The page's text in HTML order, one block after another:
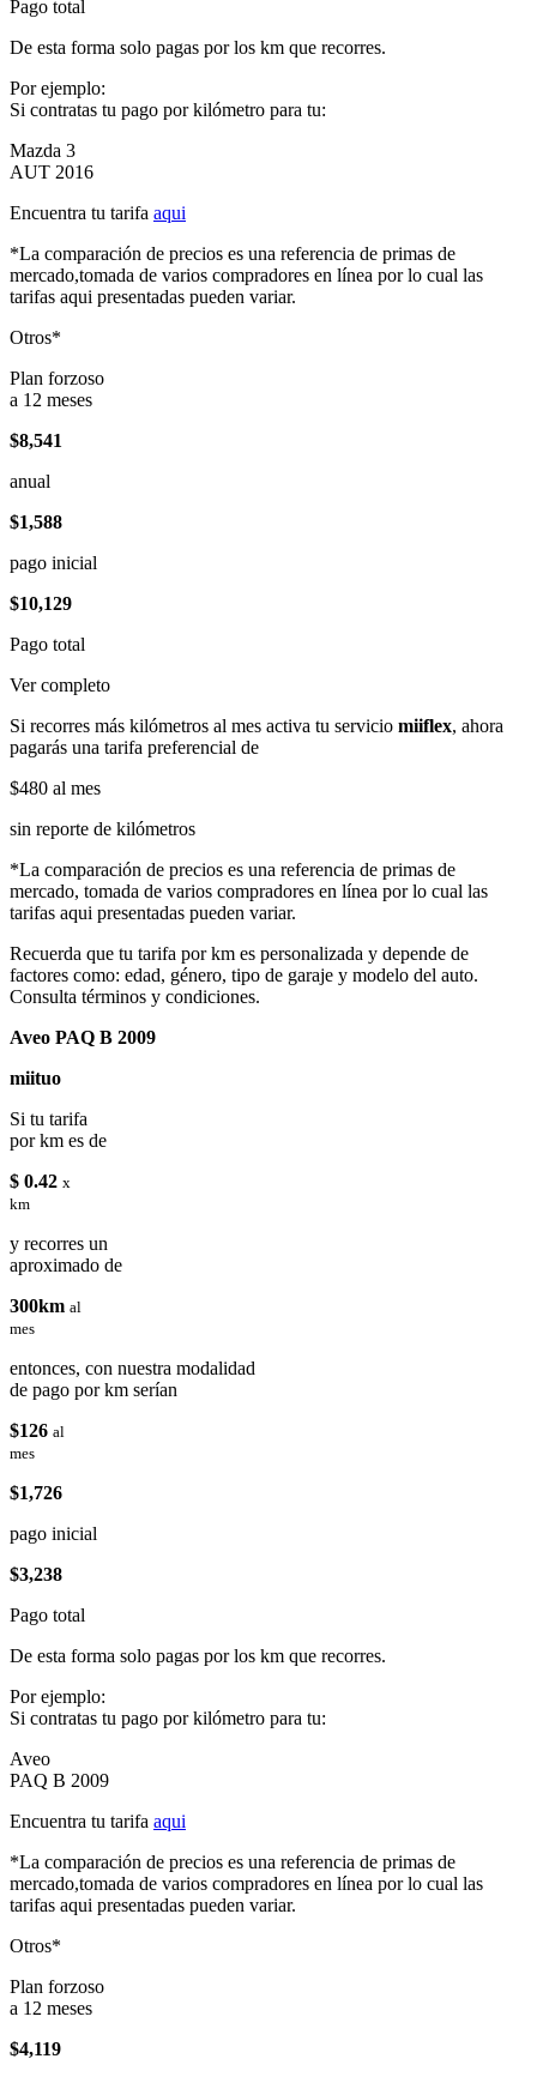
Pago total
De esta forma solo pagas por los km que recorres.
Por ejemplo:
Si contratas tu pago por kilómetro para tu:
Mazda 3
AUT 2016
Encuentra tu tarifa aqui
*La comparación de precios es una referencia de primas de
mercado,tomada de varios compradores en línea por lo cual las
tarifas aqui presentadas pueden variar.
Otros*
Plan forzoso
a 12 meses
$8,541
anual
$1,588
pago inicial
$10,129
Pago total
Ver completo
Si recorres más kilómetros al mes activa tu servicio miiflex, ahora
pagarás una tarifa preferencial de
$480 al mes
sin reporte de kilómetros
*La comparación de precios es una referencia de primas de
mercado, tomada de varios compradores en línea por lo cual las
tarifas aqui presentadas pueden variar.
Recuerda que tu tarifa por km es personalizada y depende de
factores como: edad, género, tipo de garaje y modelo del auto.
Consulta términos y condiciones.
Aveo PAQ B 2009
miituo
Si tu tarifa
por km es de
$ 0.42 x
km
y recorres un
aproximado de
300km al
mes
entonces, con nuestra modalidad
de pago por km serían
$126 al
mes
$1,726
pago inicial
$3,238
Pago total
De esta forma solo pagas por los km que recorres.
Por ejemplo:
Si contratas tu pago por kilómetro para tu:
Aveo
PAQ B 2009
Encuentra tu tarifa aqui
*La comparación de precios es una referencia de primas de
mercado,tomada de varios compradores en línea por lo cual las
tarifas aqui presentadas pueden variar.
Otros*
Plan forzoso
a 12 meses
$4,119